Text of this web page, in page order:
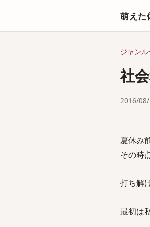
萌えた
ジャン
社
2016/08/
夏休み
その時
打ち解
最初は